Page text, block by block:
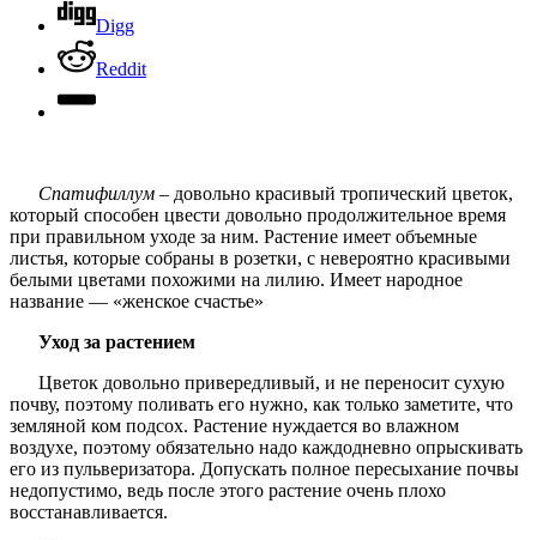
Digg
Reddit
Cпатифиллум – довольно красивый тропический цветок,
который способен цвести довольно продолжительное время
при правильном уходе за ним. Растение имеет объемные
листья, которые собраны в розетки, с невероятно красивыми
белыми цветами похожими на лилию. Имеет народное
название — «женское счастье»
Уход за растением
Цветок довольно привередливый, и не переносит сухую
почву, поэтому поливать его нужно, как только заметите, что
земляной ком подсох. Растение нуждается во влажном
воздухе, поэтому обязательно надо каждодневно опрыскивать
его из пульверизатора. Допускать полное пересыхание почвы
недопустимо, ведь после этого растение очень плохо
восстанавливается.